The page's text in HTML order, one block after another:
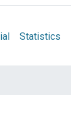
Statistics